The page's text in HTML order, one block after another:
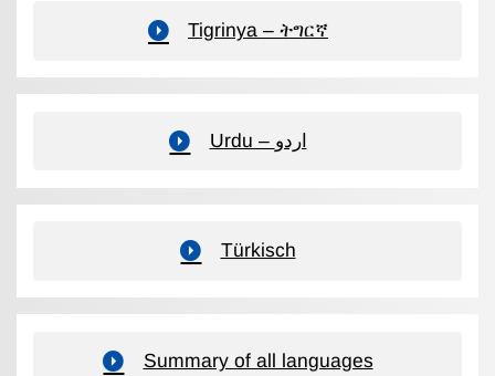
Tigrinya – ትግርኛ
Urdu – اردو
Türkisch
Summary of all languages